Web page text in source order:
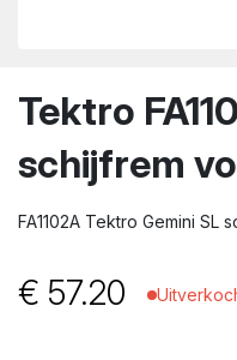
Tektro
schijfrem
FA1102A Tektro Gemini SL
€ 57.20